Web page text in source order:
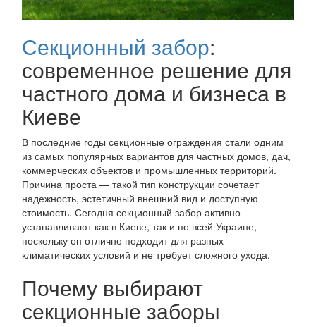
Секционный забор:
современное решение для
частного дома и бизнеса в
Киеве
В последние годы секционные ограждения стали одним
из самых популярных вариантов для частных домов, дач,
коммерческих объектов и промышленных территорий.
Причина проста — такой тип конструкции сочетает
надежность, эстетичный внешний вид и доступную
стоимость. Сегодня секционный забор активно
устанавливают как в Киеве, так и по всей Украине,
поскольку он отлично подходит для разных
климатических условий и не требует сложного ухода.
Почему выбирают
секционные заборы